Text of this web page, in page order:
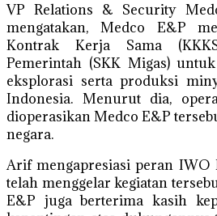
VP Relations & Security
mengatakan, Medco E&P
Kontrak Kerja Sama
Pemerintah (SKK Migas)
eksplorasi serta produksi
Indonesia. Menurut dia,
dioperasikan Medco E&P
negara.
Arif mengapresiasi peran IWO
telah menggelar kegiatan
E&P juga berterima kasih